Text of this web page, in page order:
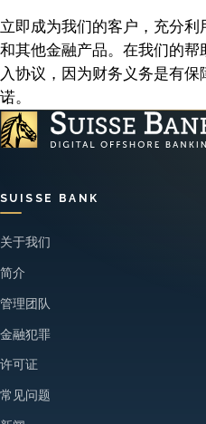
立即成为我们的客户，充分
和其他金融产品。在我们的
入协议，因为财务义务是有
诺。
SUISSE BANK
关于我们
简介
管理团队
金融犯罪
许可证
常见问题